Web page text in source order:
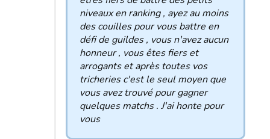
niveaux en ranking , ayez au moins
des couilles pour vous battre en
défi de guildes , vous n'avez aucun
honneur , vous êtes fiers et
arrogants et après toutes vos
tricheries c'est le seul moyen que
vous avez trouvé pour gagner
quelques matchs . J'ai honte pour
vous